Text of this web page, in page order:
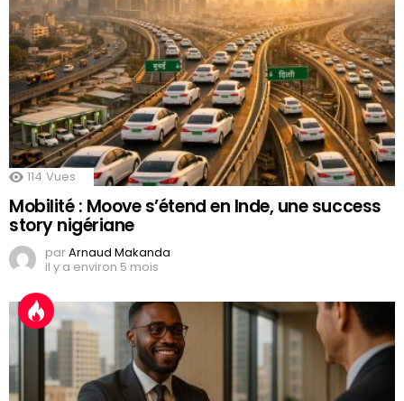
114 Vues
Mobilité : Moove s’étend en Inde, une success
story nigériane
parArnaud Makanda
il y a environ 5 mois